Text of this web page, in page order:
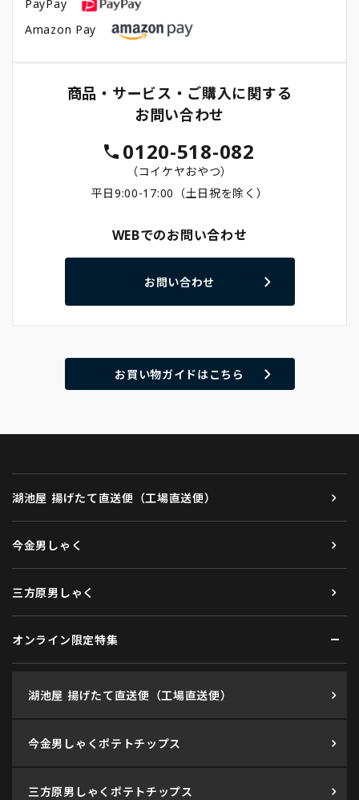
PayPay
Amazon Pay
商品・サービス・ご購入に関する
お問い合わせ
0120-518-082
（コイケヤおやつ）
平日9:00-17:00（土日祝を除く）
WEBでのお問い合わせ
お問い合わせ
お買い物ガイドはこちら
湖池屋 揚げたて直送便（工場直送便）
今金男しゃく
三方原男しゃく
オンライン限定特集
湖池屋 揚げたて直送便（工場直送便）
今金男しゃくポテトチップス
三方原男しゃくポテトチップス